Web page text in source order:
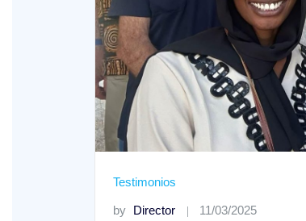
Testimonios
by Director 11/03/2025
XIX Domingo ordinario. Año A